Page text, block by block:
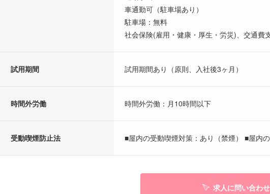
車通勤可（駐車場あり）
駐車場：無料
社会保険(雇用・健康・厚生・労災)、交通費
試用期間 試用期間あり（原則、入社後3ヶ月）
時間外労働 時間外労働：月10時間以下
受動喫煙防止法 ■屋内の受動喫煙対策：あり（禁煙） ■屋内
求人に問い合わ